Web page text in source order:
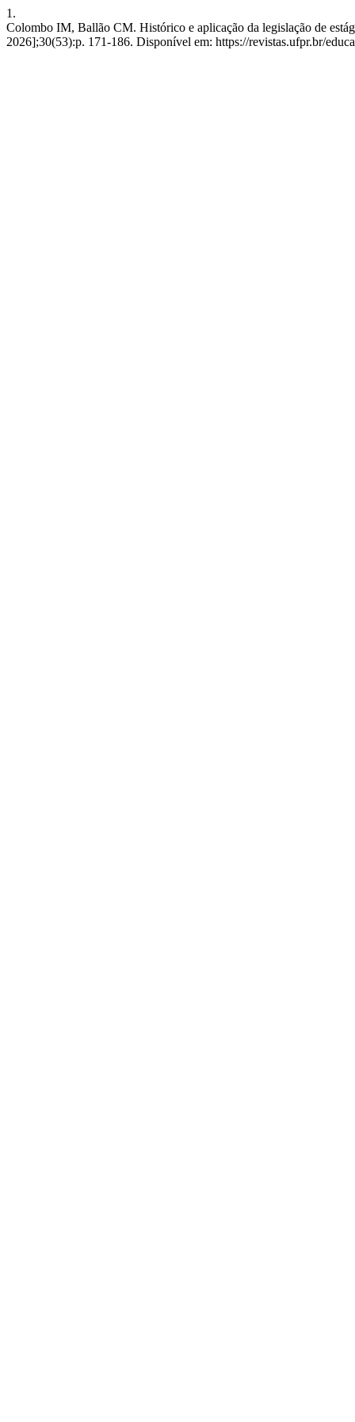
1.
Colombo IM, Ballão CM. Histórico e aplicação da legislação de
2026];30(53):p. 171-186. Disponível em: https://revistas.ufpr.br/